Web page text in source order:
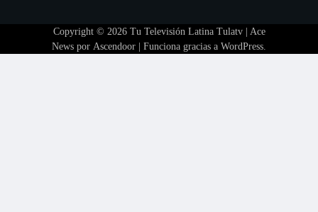
Copyright © 2026 Tu Televisión Latina Tulatv| Ace
News por Ascendoor | Funciona gracias a WordPress.